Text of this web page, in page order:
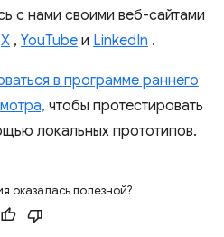
с нами своими веб-сайтами
X , YouTube и LinkedIn .
в программе раннего
чтобы протестировать
локальных прототипов.
оказалась полезной?